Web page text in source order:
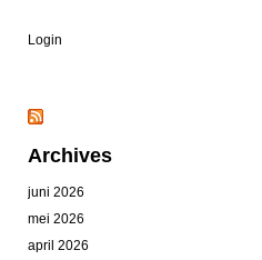
Login
Archives
juni 2026
mei 2026
april 2026